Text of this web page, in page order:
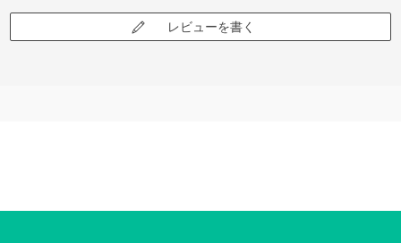
レビューを書く